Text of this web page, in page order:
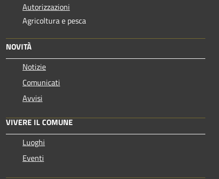
Autorizzazioni
Agricoltura e pesca
NOVITÀ
Notizie
Comunicati
Avvisi
VIVERE IL COMUNE
Luoghi
Eventi